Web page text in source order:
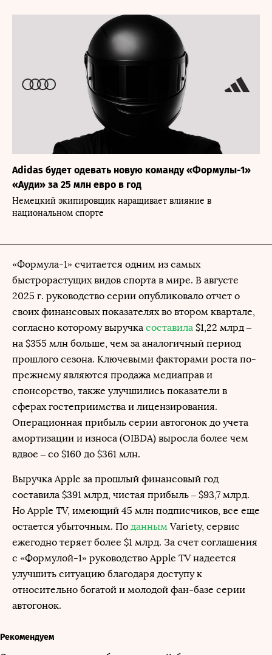
Adidas будет одевать новую команду «Формулы-1»
«Ауди» за 25 млн евро в год
Немецкий экипировщик наращивает влияние в
национальном спорте
«Формула-1» считается одним из самых
быстрорастущих видов спорта в мире. В августе
2025 г. руководство серии опубликовало отчет о
своих финансовых показателях во втором квартале,
согласно которому выручка составила $1,22 млрд –
на $355 млн больше, чем за аналогичный период
прошлого сезона. Ключевыми факторами роста по-
прежнему являются продажа медиаправ и
спонсорство, также улучшились показатели в
сферах гостеприимства и лицензирования.
Операционная прибыль серии автогонок до учета
амортизации и износа (OIBDA) выросла более чем
вдвое – со $160 до $361 млн.
Выручка Apple за прошлый финансовый год
составила $391 млрд, чистая прибыль – $93,7 млрд.
Но Apple TV, имеющий 45 млн подписчиков, все еще
остается убыточным. По данным Variety, сервис
ежегодно теряет более $1 млрд. За счет соглашения
с «Формулой-1» руководство Apple TV надеется
улучшить ситуацию благодаря доступу к
относительно богатой и молодой фан-базе серии
автогонок.
Рекомендуем